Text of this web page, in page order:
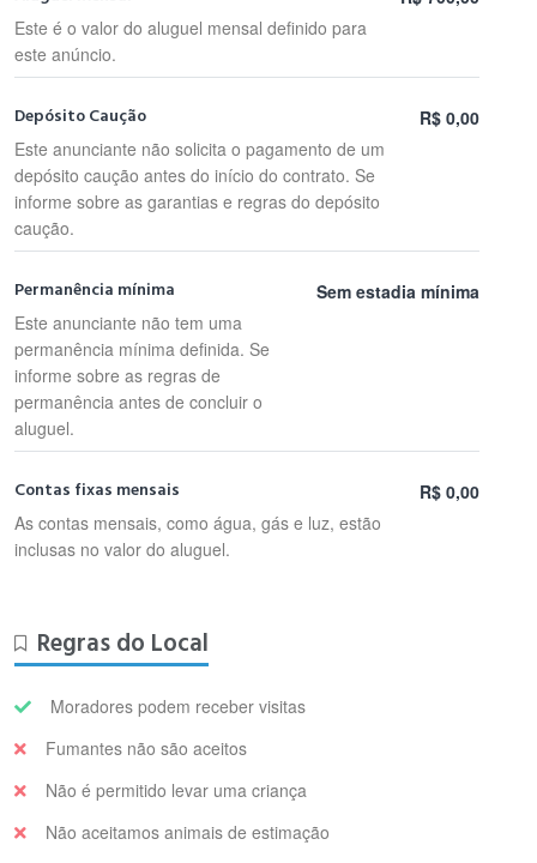
Este é o valor do aluguel mensal definido para
este anúncio.
Depósito Caução
Este anunciante não solicita o pagamento de um
depósito caução antes do início do contrato. Se
informe sobre as garantias e regras do depósito
caução.
R$ 0,00
Permanência mínima
Este anunciante não tem uma
permanência mínima definida. Se
informe sobre as regras de
permanência antes de concluir o
aluguel.
Sem estadia mínima
Contas fixas mensais
As contas mensais, como água, gás e luz, estão
inclusas no valor do aluguel.
R$ 0,00
Regras do Local
Moradores podem receber visitas
Fumantes não são aceitos
Não é permitido levar uma criança
Não aceitamos animais de estimação